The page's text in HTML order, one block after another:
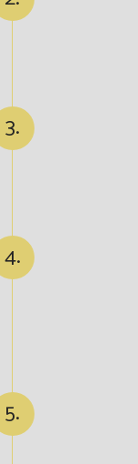
3.
4.
5.